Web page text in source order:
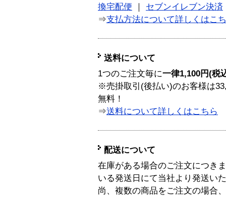
換宅配便
セブンイレブン決済
⇒支払方法について詳しくはこ
送料について
1つのご注文毎に一律1,100円(税
※売掛取引(後払い)のお客様は
無料！
⇒送料について詳しくはこちら
配送について
在庫がある場合のご注文につき
いる発送日にて当社より発送い
尚、複数の商品をご注文の場合